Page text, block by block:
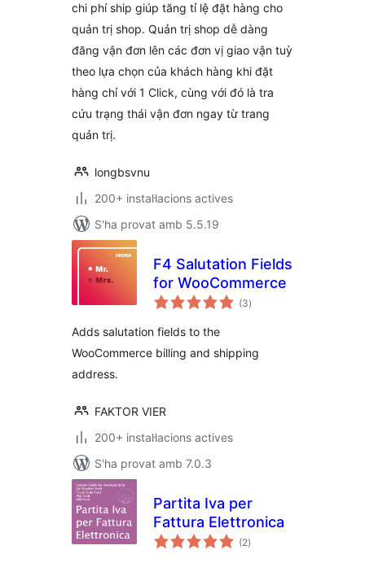
chi phí ship giúp tăng tỉ lệ đặt hàng cho
quản trị shop. Quản trị shop dễ dàng
đăng vận đơn lên các đơn vị giao vận tuỳ
theo lựa chọn của khách hàng khi đặt
hàng chỉ với 1 Click, cùng với đó là tra
cứu trạng thái vận đơn ngay từ trang
quản trị.
longbsvnu
200+ instal·lacions actives
S'ha provat amb 5.5.19
F4 Salutation Fields
for WooCommerce
(3puntuacions
totals
)
Adds salutation fields to the
WooCommerce billing and shipping
address.
FAKTOR VIER
200+ instal·lacions actives
S'ha provat amb 7.0.3
Partita Iva per
Fattura Elettronica
(2puntuacions
totals
)